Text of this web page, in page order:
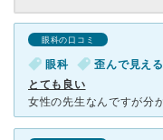
眼科の口コミ
眼科 歪んで見える
とても良い